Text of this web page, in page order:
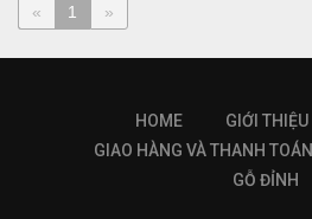
« 1 »
HOME GIỚI THIỆU
GIAO HÀNG VÀ THANH TOÁN
GỖ ĐỈNH